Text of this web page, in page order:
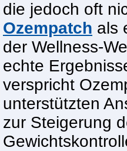
die jedoch oft
Ozempatch als
der Wellness-
echte
verspricht
unterstützten
zur Steigerung